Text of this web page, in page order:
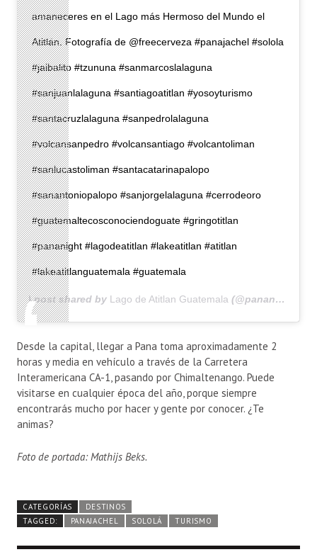
amaneceres en el Lago más Hermoso del Mundo el
Atitlán. Fotografía de @freecerveza #panajachel #solola
#jaibalito #tzununa #sanmarcoslalaguna
#sanjuanlalaguna #santiagoatitlan #yosoyturismo
#santacruzlalaguna #sanpedrolalaguna
#volcansanpedro #volcansantiago #volcantoliman
#sanlucastoliman #santacatarinapalopo
#sanantoniopalopo #sanjorgelalaguna #cerrodeoro
#guatemaltecosconociendoguate #gringotitlan
#pananight #lagodeatitlan #lakeatitlan #atitlan
#lakeatitlanguatemala #guatemala
A post shared by Lago de Atitlan Guatemala (@pananight.gt) on
Desde la capital, llegar a Pana toma aproximadamente 2
horas y media en vehículo a través de la Carretera
Interamericana CA-1, pasando por Chimaltenango. Puede
visitarse en cualquier época del año, porque siempre
encontrarás mucho por hacer y gente por conocer. ¿Te
animas?
Foto de portada: Mathijs Beks.
CATEGORÍAS
DESTINOS
TAGGED:
PANAJACHEL SOLOLÁ TURISMO